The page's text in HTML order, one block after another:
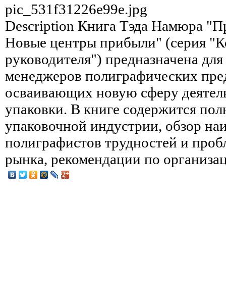
pic_531f31226e99e.jpg
Description Книга Тэда Намюра
Новые центры прибыли" (серия
руководителя") предназначена
менеджеров полиграфических
осваивающих новую сферу
упаковки. В книге содержится
упаковочной индустрии, обзор
полиграфистов трудностей и
рынка, рекомендации по